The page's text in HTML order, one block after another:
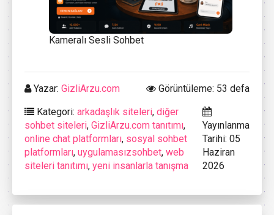
Kameralı Sesli Sohbet
Yazar: GizliArzu.com
Görüntüleme: 53 defa
Kategori: arkadaşlık siteleri, diğer
sohbet siteleri, GizliArzu.com tanıtımı,
online chat platformları, sosyal sohbet
platformları, uygulamasızsohbet, web
siteleri tanıtımı, yeni insanlarla tanışma
Yayınlanma
Tarihi: 05
Haziran
2026